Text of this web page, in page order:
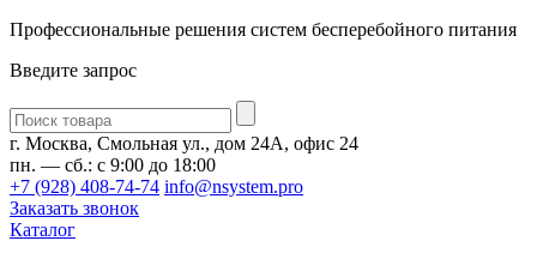
Профессиональные решения систем бесперебойного питания
Введите запрос
Введите
запрос
г. Москва, Смольная ул., дом 24А, офис 24
пн. — сб.: с 9:00 до 18:00
+7 (928) 408-74-74 info@nsystem.pro
Заказать звонок
Каталог